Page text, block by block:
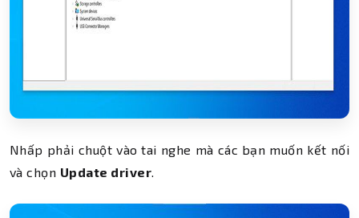
Nhấp phải chuột vào tai nghe mà các bạn muốn kết nối
và chọn Update driver.